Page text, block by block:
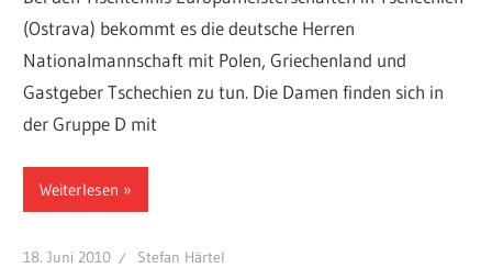
(Ostrava) bekommt es die deutsche Herren
Nationalmannschaft mit Polen, Griechenland und
Gastgeber Tschechien zu tun. Die Damen finden sich in
der Gruppe D mit
Weiterlesen
18. Juni 2010 Stefan Härtel